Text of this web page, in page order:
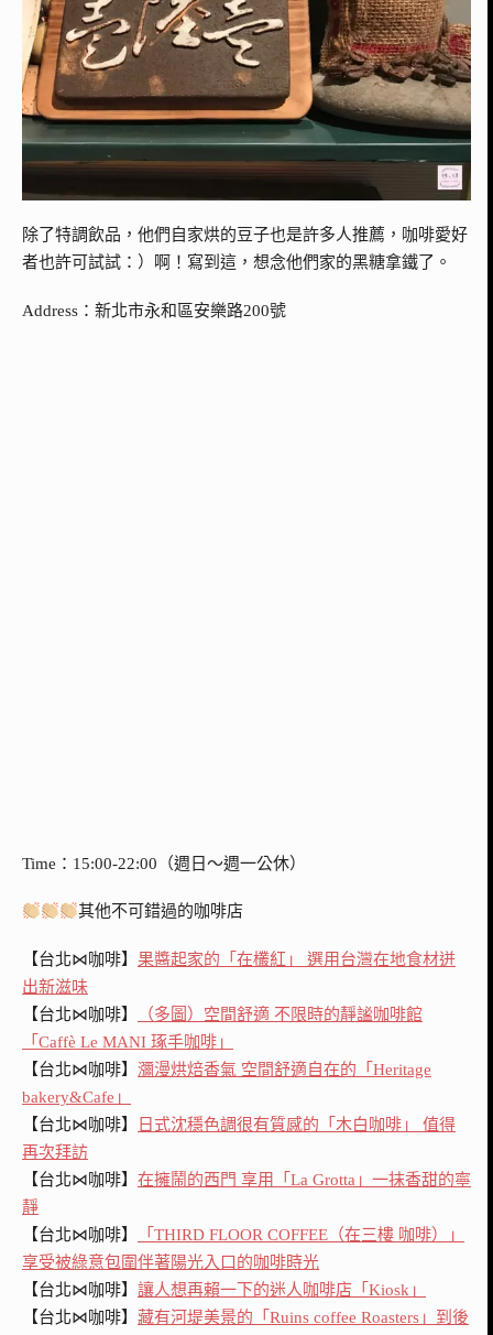
除了特調飲品，他們自家烘的豆子也是許多人推薦，咖啡愛好
者也許可試試：）啊！寫到這，想念他們家的黑糖拿鐵了。
Address：新北市永和區安樂路200號
Time：15:00-22:00（週日～週一公休）
其他不可錯過的咖啡店
【台北⋈咖啡】 果醬起家的「在欉紅」 選用台灣在地食材迸
出新滋味
【台北⋈咖啡】
（多圖）空間舒適 不限時的靜謐咖啡館
「Caffè Le MANI 琢手咖啡」
【台北⋈咖啡】 瀰漫烘焙香氣 空間舒適自在的「Heritage
bakery&Cafe」
【台北⋈咖啡】
日式沈穩色調很有質感的「木白咖啡」 值得
再次拜訪
【台北⋈咖啡】 在擁鬧的西門 享用「La Grotta」一抹香甜的寧
靜
【台北⋈咖啡】
「THIRD FLOOR COFFEE（在三樓 咖啡）」
享受被綠意包圍伴著陽光入口的咖啡時光
【台北⋈咖啡】 讓人想再賴一下的迷人咖啡店「Kiosk」
【台北⋈咖啡】 藏有河堤美景的「Ruins coffee Roasters」到後